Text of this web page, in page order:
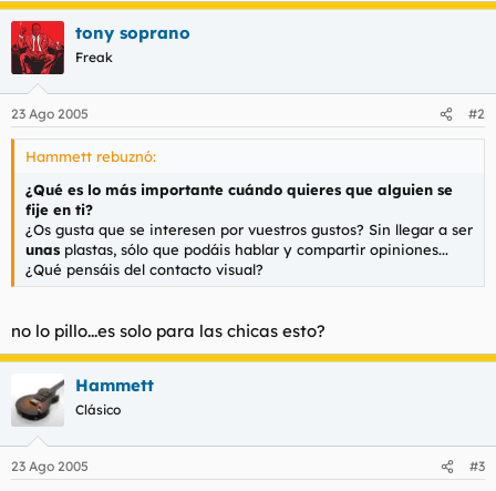
tony soprano
Freak
23 Ago 2005 #2
Hammett rebuznó:
¿Qué es lo más importante cuándo quieres que alguien se
fije en ti?
¿Os gusta que se interesen por vuestros gustos? Sin llegar a ser
unas plastas, sólo que podáis hablar y compartir opiniones...
¿Qué pensáis del contacto visual?
no lo pillo...es solo para las chicas esto?
Hammett
Clásico
23 Ago 2005 #3